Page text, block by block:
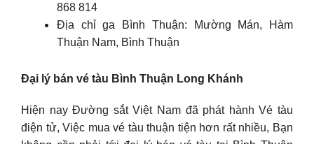
868 814
Địa chỉ ga Bình Thuận: Mường Mán, Hàm
Thuận Nam, Bình Thuận
Đại lý bán vé tàu Bình Thuận Long Khánh
Hiện nay Đường sắt Việt Nam đã phát hành Vé tàu
điện tử, Việc mua vé tàu thuận tiện hơn rất nhiều, Bạn